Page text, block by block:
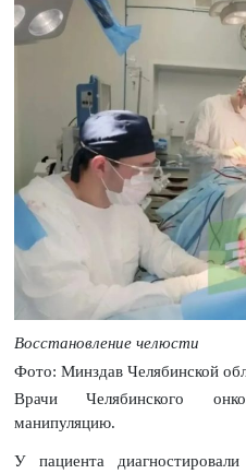
Восстановление челюсти
Фото: Минздав Челябинской
Врачи Челябинского
манипуляцию.
У пациента